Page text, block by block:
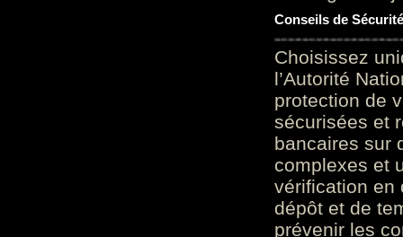
Conseils de
Choisissez
l’Autorité
protection de
sécurisées et
bancaires sur
complexes et
vérification en
dépôt et de
prévenir les